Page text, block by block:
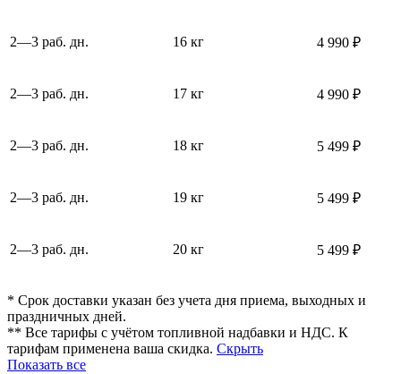
2—3 раб. дн. 16 кг 4 990 ₽
2—3 раб. дн. 17 кг 4 990 ₽
2—3 раб. дн. 18 кг 5 499 ₽
2—3 раб. дн. 19 кг 5 499 ₽
2—3 раб. дн. 20 кг 5 499 ₽
* Срок доставки указан без учета дня приема, выходных и
праздничных дней.
** Все тарифы с учётом топливной надбавки и НДС. К
тарифам применена ваша скидка. Скрыть
Показать все